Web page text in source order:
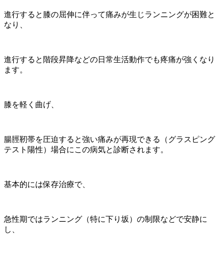
進行すると膝の屈伸に伴って痛みが生じランニングが困難と
なり、
進行すると階段昇降などの日常生活動作でも疼痛が強くなり
ます。
膝を軽く曲げ、
腸脛靭帯を圧迫すると強い痛みが再現できる（グラスピング
テスト陽性）場合にこの病気と診断されます。
基本的には保存治療で、
急性期ではランニング（特に下り坂）の制限などで安静に
し、